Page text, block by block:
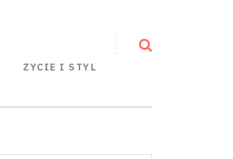
ZYCIE I STYL